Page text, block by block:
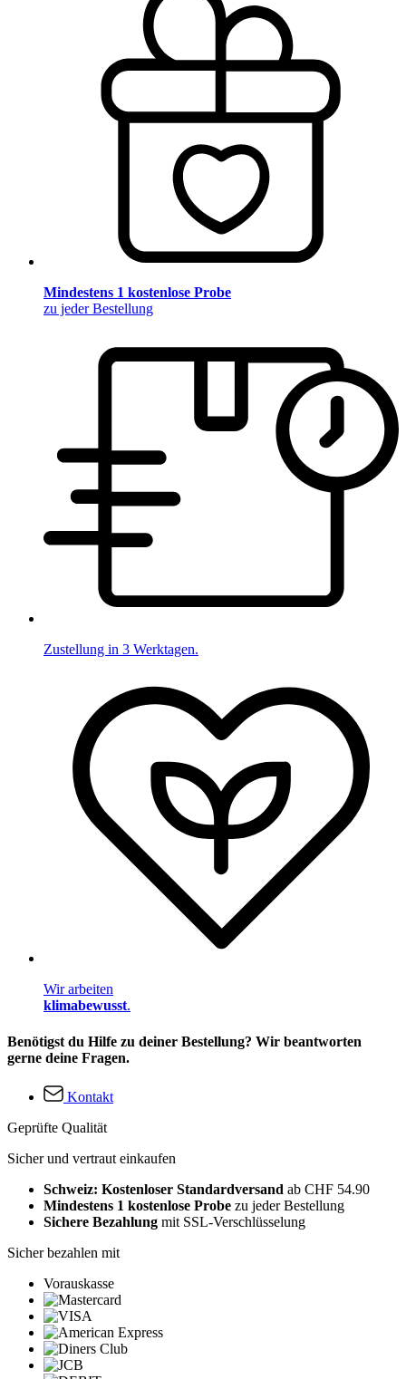
Mindestens 1 kostenlose Probe
zu jeder Bestellung
Zustellung in 3 Werktagen.
Wir arbeiten
klimabewusst.
Benötigst du Hilfe zu deiner Bestellung? Wir beantworten
gerne deine Fragen.
Kontakt
Geprüfte Qualität
Sicher und vertraut einkaufen
Schweiz: Kostenloser Standardversand ab CHF 54.90
Mindestens 1 kostenlose Probe zu jeder Bestellung
Sichere Bezahlung mit SSL-Verschlüsselung
Sicher bezahlen mit
Vorauskasse